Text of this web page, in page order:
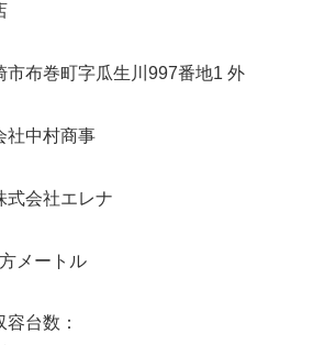
市布巻町字瓜生川997番地1 外
社中村商事
式会社エレナ
メートル
台数：